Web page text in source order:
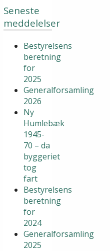
Seneste
meddelelser
Bestyrelsens
beretning
for
2025
Generalforsamling
2026
Ny
Humlebæk
1945-
70 – da
byggeriet
tog
fart
Bestyrelsens
beretning
for
2024
Generalforsamling
2025